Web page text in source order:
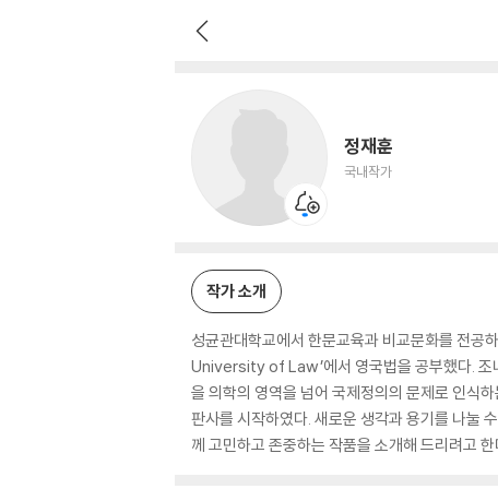
정재훈
국내작가
작가 소개
성균관대학교에서 한문교육과 비교문화를 전공
University of Law’에서 영국법을 공부했다.
을 의학의 영역을 넘어 국제정의의 문제로 인식
판사를 시작하였다. 새로운 생각과 용기를 나눌
께 고민하고 존중하는 작품을 소개해 드리려고 한